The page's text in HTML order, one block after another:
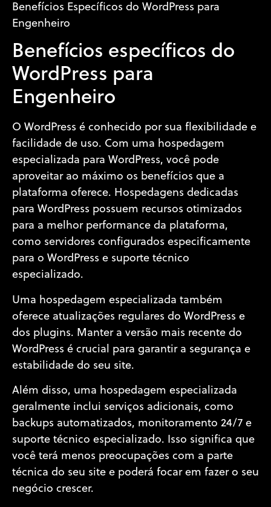
Benefícios Específicos do WordPress para
Engenheiro
Benefícios específicos do
WordPress para
Engenheiro
O WordPress é conhecido por sua flexibilidade e
facilidade de uso. Com uma hospedagem
especializada para WordPress, você pode
aproveitar ao máximo os benefícios que a
plataforma oferece. Hospedagens dedicadas
para WordPress possuem recursos otimizados
para a melhor performance da plataforma,
como servidores configurados especificamente
para o WordPress e suporte técnico
especializado.
Uma hospedagem especializada também
oferece atualizações regulares do WordPress e
dos plugins. Manter a versão mais recente do
WordPress é crucial para garantir a segurança e
estabilidade do seu site.
Além disso, uma hospedagem especializada
geralmente inclui serviços adicionais, como
backups automatizados, monitoramento 24/7 e
suporte técnico especializado. Isso significa que
você terá menos preocupações com a parte
técnica do seu site e poderá focar em fazer o seu
negócio crescer.